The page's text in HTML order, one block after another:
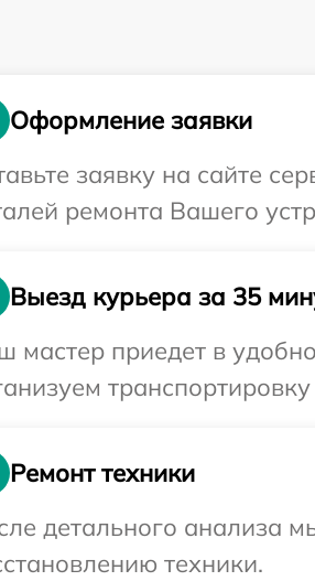
Оформление заявки
заявку на сайте
ремонта Вашего
Выезд курьера за 35
мастер приедет в
Ремонт техники
детального анализа
техники.